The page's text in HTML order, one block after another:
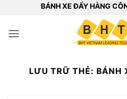
nội
BÁNH XE ĐẨY HÀNG
LƯU TRỮ THẺ: BÁNH